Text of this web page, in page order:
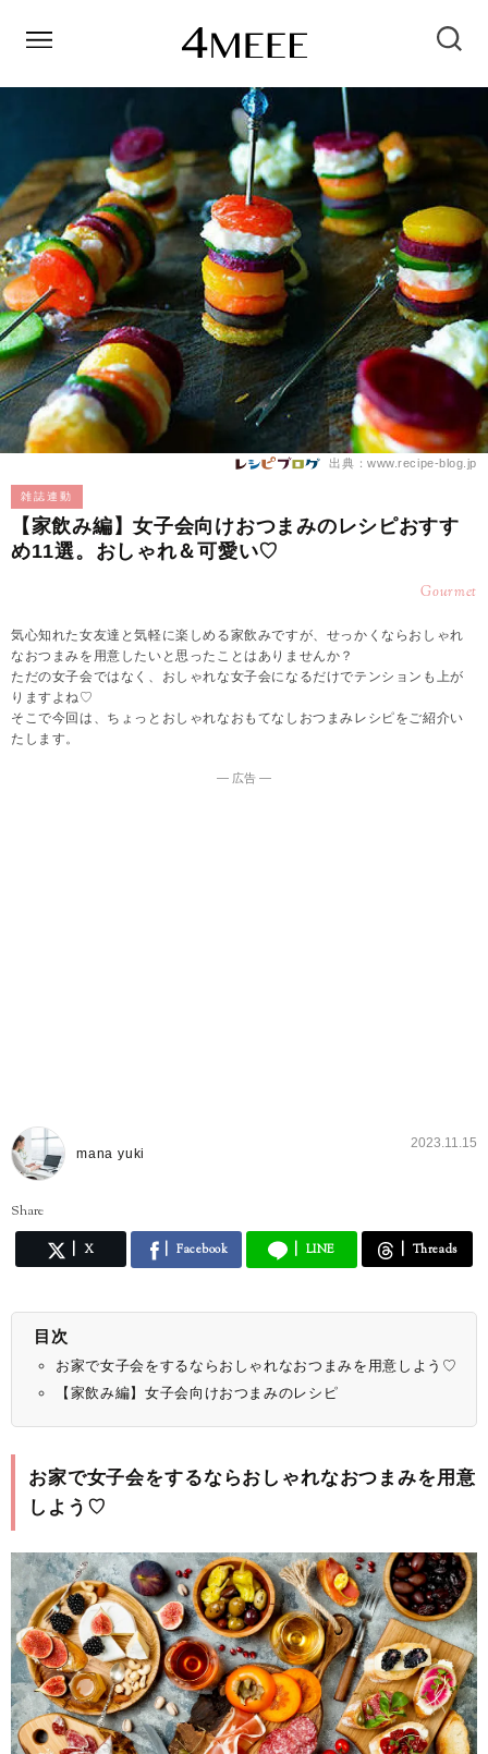
出典：www.recipe-blog.jp
雑誌連動
【家飲み編】女子会向けおつまみのレシピおすす
め11選。おしゃれ＆可愛い♡
Gourmet
気心知れた女友達と気軽に楽しめる家飲みですが、せっかくならおしゃれ
なおつまみを用意したいと思ったことはありませんか？
ただの女子会ではなく、おしゃれな女子会になるだけでテンションも上が
りますよね♡
そこで今回は、ちょっとおしゃれなおもてなしおつまみレシピをご紹介い
たします。
― 広告 ―
mana yuki
2023.11.15
Share
X Facebook LINE Threads
目次
お家で女子会をするならおしゃれなおつまみを用意しよう♡
【家飲み編】女子会向けおつまみのレシピ
お家で女子会をするならおしゃれなおつまみを用意
しよう♡